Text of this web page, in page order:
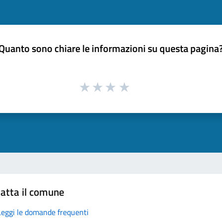
sono chiare le informazioni su questa
il comune
le domande frequenti